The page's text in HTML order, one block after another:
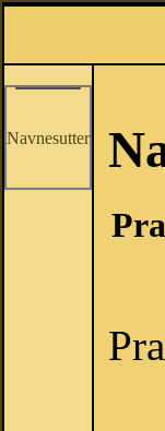
Navnesutter